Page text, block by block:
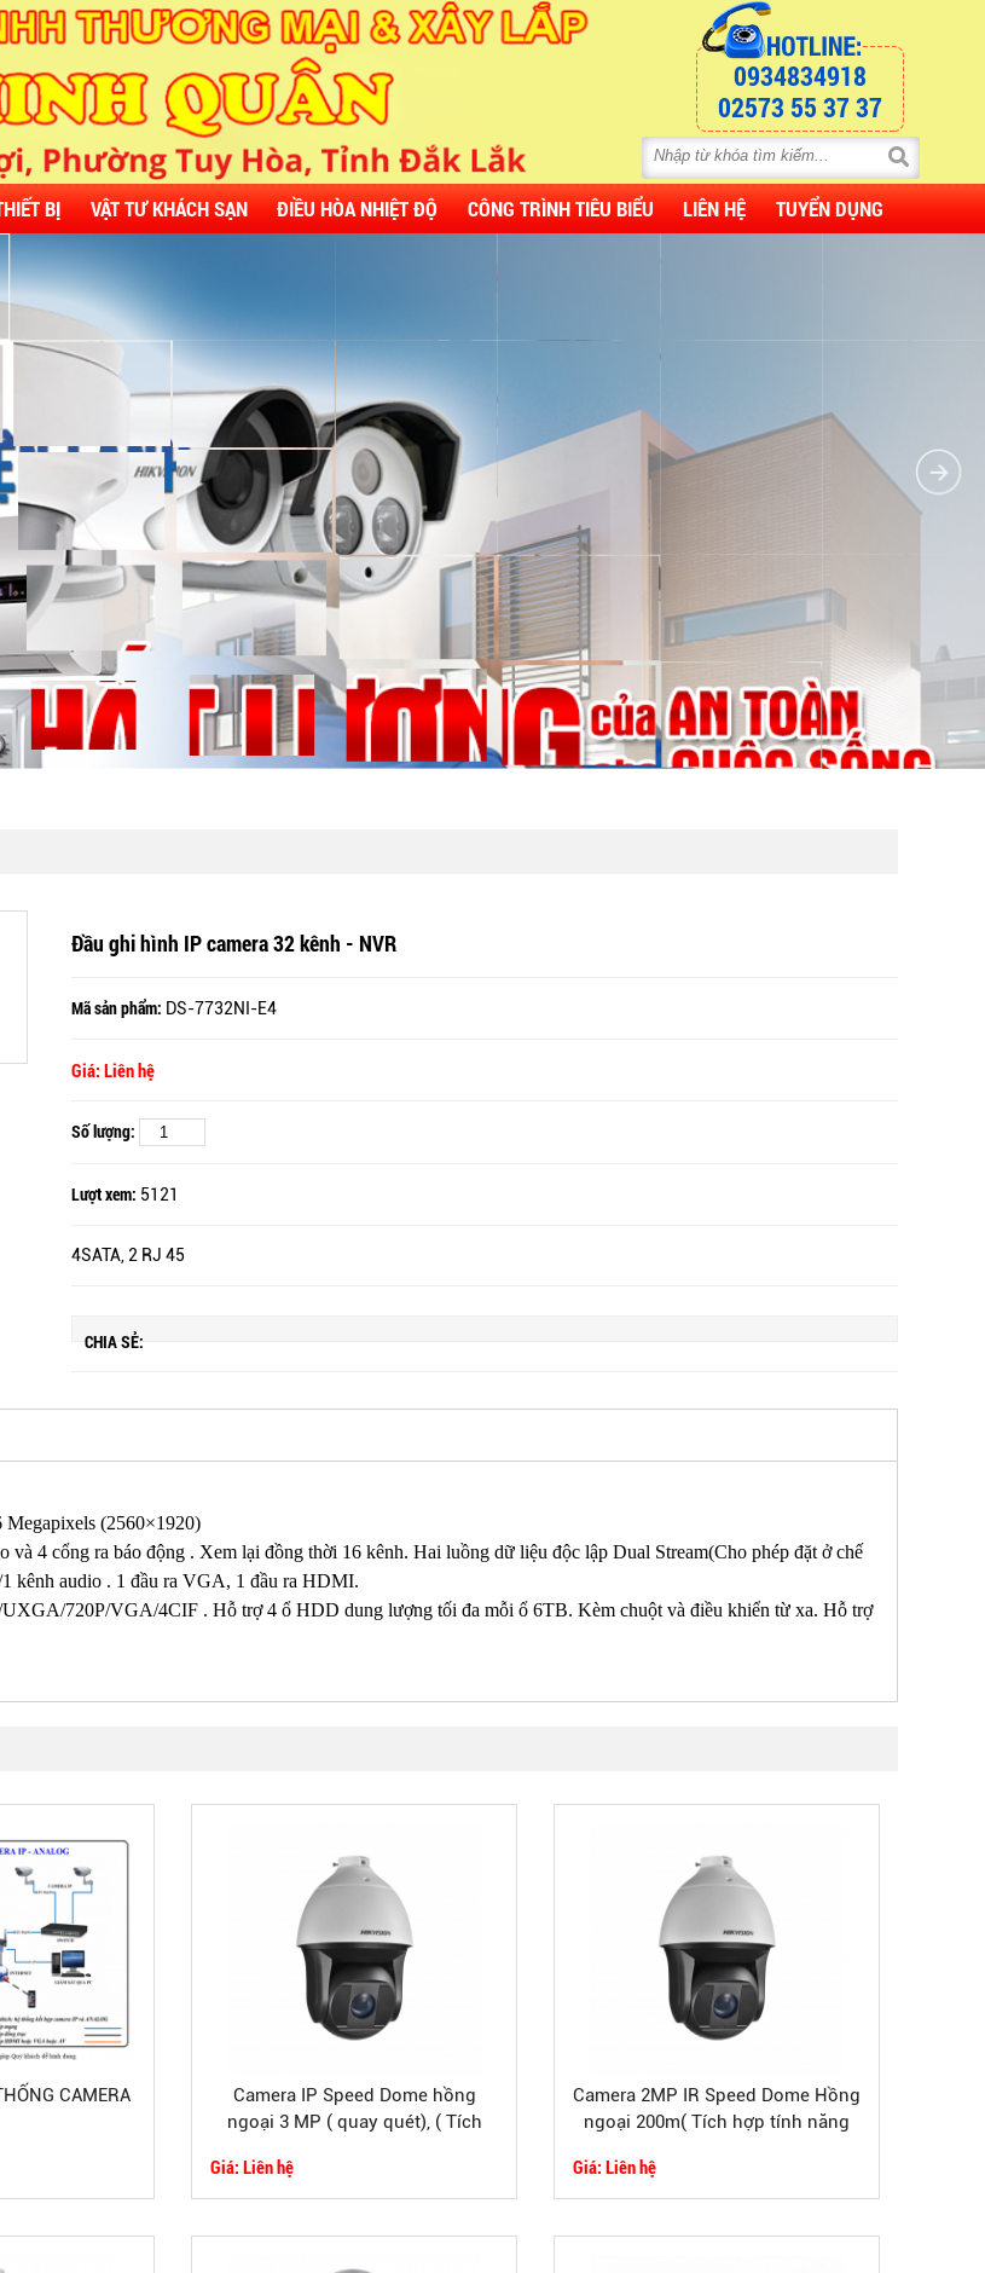
0934834918
02573 55 37 37
BỊ VẬT TƯ KHÁCH SẠN ĐIỀU HÒA NHIỆT ĐỘ CÔNG TRÌNH TIÊU BIỂU LIÊN HỆ TUYỂN DỤNG
Đầu ghi hình IP camera 32 kênh - NVR
Mã sản phẩm: DS-7732NI-E4
Giá: Liên hệ
Số lượng:
Lượt xem: 5121
4SATA, 2 RJ 45
CHIA SẺ:
(2560×1920)
4 cổng ra báo động . Xem lại đồng thời 16 kênh. Hai luồng dữ liệu độc lập Dual Stream(Cho phép đặt ở chế
kênh audio . 1 đầu ra VGA, 1 đầu ra HDMI.
720P/VGA/4CIF . Hỗ trợ 4 ổ HDD dung lượng tối đa mỗi ổ 6TB. Kèm chuột và điều khiển từ xa. Hỗ trợ
CAMERA
Camera IP Speed Dome hồng
ngoại 3 MP ( quay quét), ( Tích
Giá: Liên hệ
Camera 2MP IR Speed Dome Hồng
ngoại 200m( Tích hợp tính năng
Giá: Liên hệ